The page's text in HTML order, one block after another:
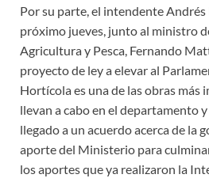
Por su parte, el intendente
próximo jueves, junto al ministro
Agricultura y Pesca, Fernando
proyecto de ley a elevar al
Hortícola es una de las obras más
llevan a cabo en el departamento
llegado a un acuerdo acerca de la
aporte del Ministerio para
los aportes que ya realizaron la